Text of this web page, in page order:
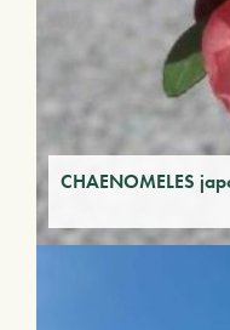
CHAENOMELES